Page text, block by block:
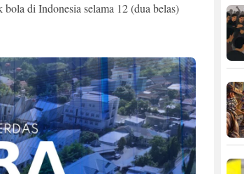
di Indonesia selama 12 (dua belas)